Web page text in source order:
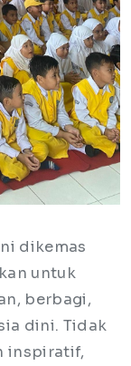
dikemas
untuk
berbagi,
dini. Tidak
inspiratif,